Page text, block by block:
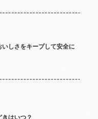
しさをキープして安全に
はいつ？